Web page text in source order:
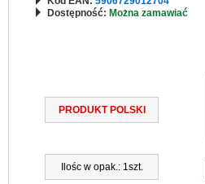
Dostępność: Można zamawiać
PRODUKT POLSKI
Ilośc w opak.: 1szt.